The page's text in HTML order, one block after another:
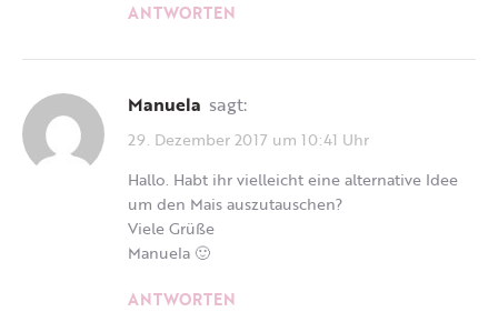
ANTWORTEN
Manuela sagt:
29. Dezember 2017 um 10:41 Uhr
Hallo. Habt ihr vielleicht eine alternative Idee
um den Mais auszutauschen?
Viele Grüße
Manuela 🙂
ANTWORTEN